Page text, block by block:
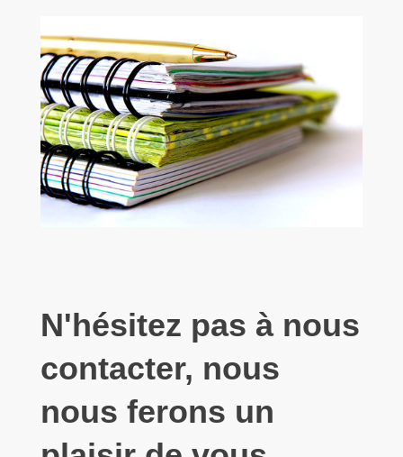
N'hésitez pas à nous
contacter, nous
nous ferons un